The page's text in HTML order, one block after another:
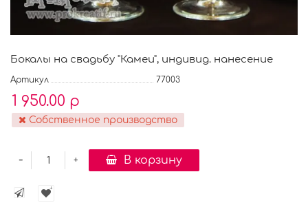
Бокалы на свадьбу "Камеи", индивид. нанесение
Артикул 77003
1 950.00 р
Собственное производство
+
- В корзину